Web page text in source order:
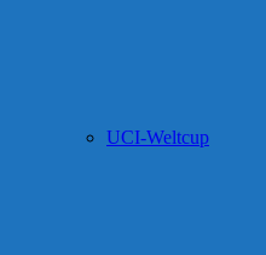
UCI-Weltcup